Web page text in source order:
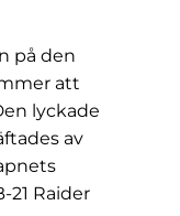
på den
att
lyckade
av
21 Raider